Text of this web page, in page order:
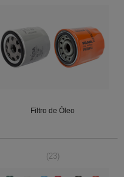
Filtro de Óleo
(23)